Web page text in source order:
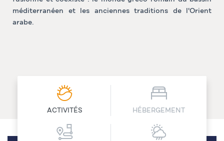
méditerranéen et les anciennes traditions de l'Orient
arabe.
ACTIVITÉS HÉBERGEMENT